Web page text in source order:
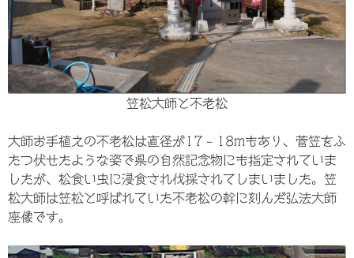
笠松大師と不老松
大師お手植えの不老松は直径が17 – 18mもあり、菅笠をふ
たつ伏せたような姿で県の自然記念物にも指定されていま
したが、松食い虫に浸食され伐採されてしまいました。笠
松大師は笠松と呼ばれていた不老松の幹に刻んだ弘法大師
座像です。